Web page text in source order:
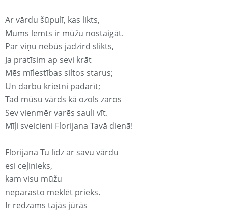
Ar vārdu šūpulī, kas likts,
Mums lemts ir mūžu nostaigāt.
Par viņu nebūs jadzird slikts,
Ja pratīsim ap sevi krāt
Mēs mīlestības siltos starus;
Un darbu krietni padarīt;
Tad mūsu vārds kā ozols zaros
Sev vienmēr varēs sauli vīt.
Mīļi sveicieni Florijana Tavā dienā!
Florijana Tu līdz ar savu vārdu
esi ceļinieks,
kam visu mūžu
neparasto meklēt prieks.
Ir redzams tajās jūrās